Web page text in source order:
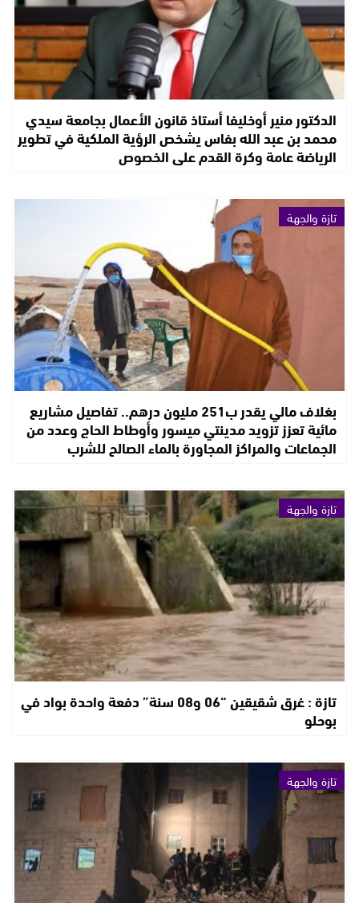
الدكتور منير أوخليفا أستاذ قانون الأعمال بجامعة سيدي
محمد بن عبد الله بفاس يشخص الرؤية الملكية في تطوير
الرياضة عامة وكرة القدم على الخصوص
تازة والجهة
بغلاف مالي يقدر ب251 مليون درهم.. تفاصيل مشاريع
مائية تعزز تزويد مدينتي ميسور وأوطاط الحاج وعدد من
الجماعات والمراكز المجاورة بالماء الصالح للشرب
تازة والجهة
تازة : غرق شقيقين “06 و08 سنة” دفعة واحدة بواد في
بوحلو
تازة والجهة